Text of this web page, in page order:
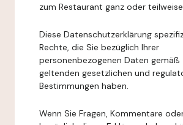
zum Restaurant ganz oder
Diese Datenschutzerklärung
Rechte, die Sie bezüglich Ihrer
personenbezogenen Daten gemäß
geltenden gesetzlichen und
Bestimmungen haben.
Wenn Sie Fragen, Kommentare